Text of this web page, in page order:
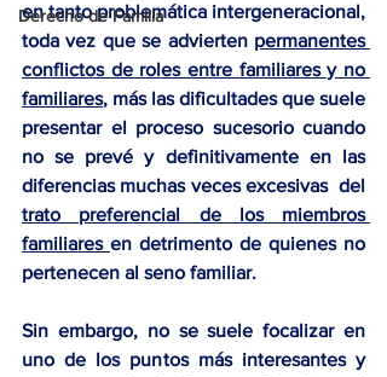
Derecho de Familia
en tanto problemática intergeneracional,
toda vez que se advierten permanentes
conflictos de roles entre familiares y no
familiares, más las dificultades que suele
presentar el proceso sucesorio cuando
no se prevé y definitivamente en las
trato preferencial de los miembros
familiares en detrimento de quienes no
pertenecen al seno familiar.
Sin embargo, no se suele focalizar en
uno de los puntos más interesantes y